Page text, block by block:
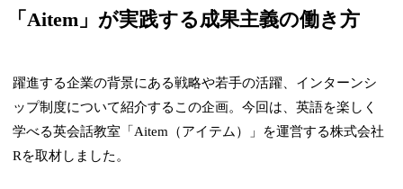
「Aitem」が実践する成果主義の働き方
躍進する企業の背景にある戦略や若手の活躍、インターンシ
ップ制度について紹介するこの企画。今回は、英語を楽しく
学べる英会話教室「Aitem（アイテム）」を運営する株式会社
Rを取材しました。